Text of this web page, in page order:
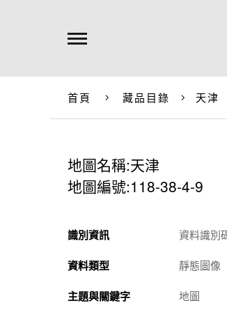
首頁 藏品目錄 天津
地圖名稱:天津
地圖編號:118-38-4-9
識別資訊 資料識別
資料類型 靜態圖像
主題與關鍵字 地圖